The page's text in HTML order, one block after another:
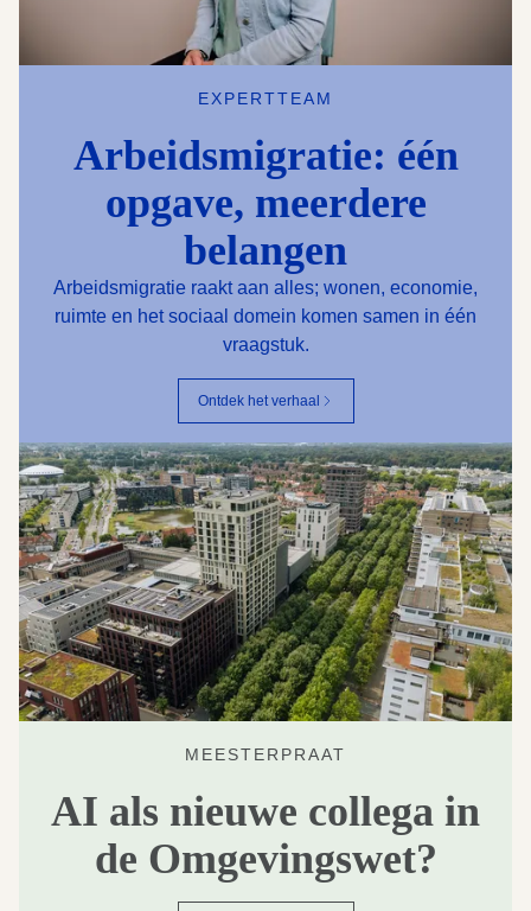
EXPERTTEAM
Arbeidsmigratie: één
opgave, meerdere
belangen
Arbeidsmigratie raakt aan alles; wonen, economie,
ruimte en het sociaal domein komen samen in één
vraagstuk.
Ontdek het verhaal
MEESTERPRAAT
AI als nieuwe collega in
de Omgevingswet?